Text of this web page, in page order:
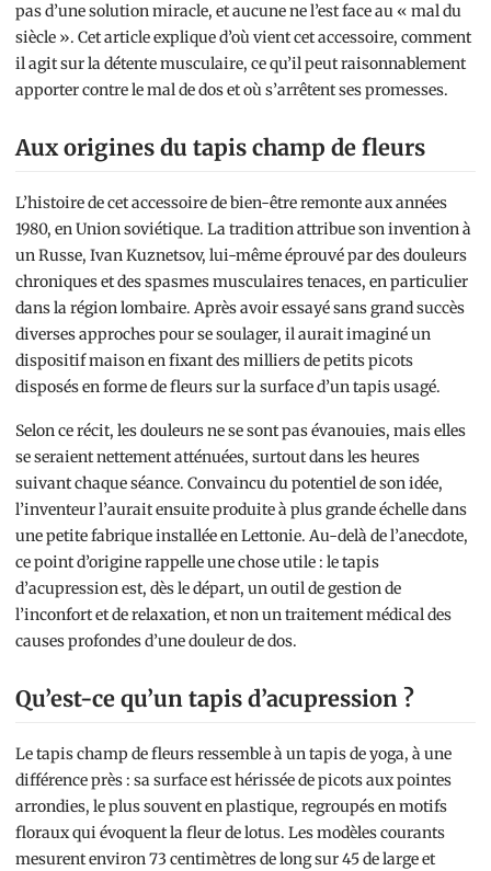
pas d’une solution miracle, et aucune ne l’est face au « mal du
siècle ». Cet article explique d’où vient cet accessoire, comment
il agit sur la détente musculaire, ce qu’il peut raisonnablement
apporter contre le mal de dos et où s’arrêtent ses promesses.
Aux origines du tapis champ de fleurs
L’histoire de cet accessoire de bien-être remonte aux années
1980, en Union soviétique. La tradition attribue son invention à
un Russe, Ivan Kuznetsov, lui-même éprouvé par des douleurs
chroniques et des spasmes musculaires tenaces, en particulier
dans la région lombaire. Après avoir essayé sans grand succès
diverses approches pour se soulager, il aurait imaginé un
dispositif maison en fixant des milliers de petits picots
disposés en forme de fleurs sur la surface d’un tapis usagé.
Selon ce récit, les douleurs ne se sont pas évanouies, mais elles
se seraient nettement atténuées, surtout dans les heures
suivant chaque séance. Convaincu du potentiel de son idée,
l’inventeur l’aurait ensuite produite à plus grande échelle dans
une petite fabrique installée en Lettonie. Au-delà de l’anecdote,
ce point d’origine rappelle une chose utile : le tapis
d’acupression est, dès le départ, un outil de gestion de
l’inconfort et de relaxation, et non un traitement médical des
causes profondes d’une douleur de dos.
Qu’est-ce qu’un tapis d’acupression ?
Le tapis champ de fleurs ressemble à un tapis de yoga, à une
différence près : sa surface est hérissée de picots aux pointes
arrondies, le plus souvent en plastique, regroupés en motifs
floraux qui évoquent la fleur de lotus. Les modèles courants
mesurent environ 73 centimètres de long sur 45 de large et